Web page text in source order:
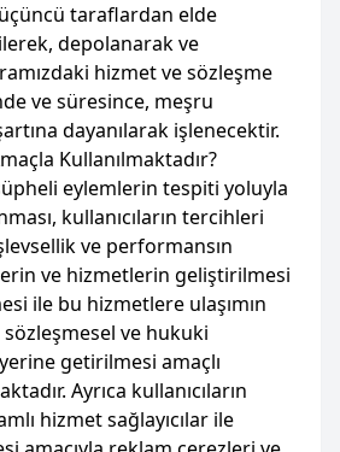
üçüncü taraflardan elde
depolanarak ve
hizmet ve sözleşme
ve süresince, meşru
dayanılarak işlenecektir.
Kullanılmaktadır?
eylemlerin tespiti yoluyla
kullanıcıların tercihleri
ve performansın
ve hizmetlerin geliştirilmesi
ile bu hizmetlere ulaşımın
sözleşmesel ve hukuki
getirilmesi amaçlı
Ayrıca kullanıcıların
hizmet sağlayıcılar ile